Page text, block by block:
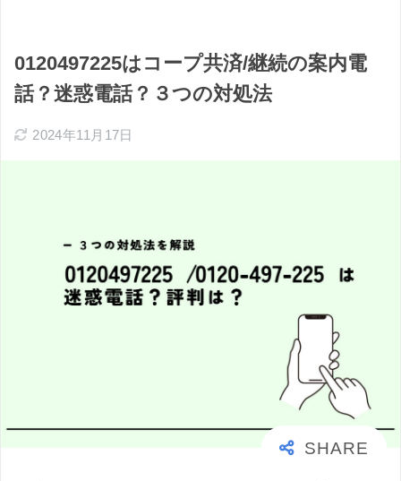
0120497225はコープ共済/継続の案内電
話？迷惑電話？３つの対処法
2024年11月17日